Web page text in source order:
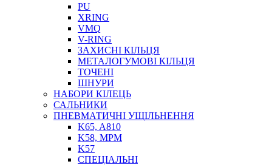
ПІСТОЛЕТИ
НАСОСИ ТА ПОМПИ
НАГНІТАЧІ
МУФТИ (НАСАДКИ) ДЛЯ ШПРИЦІВ
МАСЛЯНКИ, ЛІЙКИ
ПРЕС-МАСЛЯНКИ
ШЛАНГИ, ТРУБКИ
ШПРИЦИ МАСТИЛЬНІ
PU
XRING
VMQ
V-RING
ЗАХИСНІ КІЛЬЦЯ
МЕТАЛОГУМОВІ КІЛЬЦЯ
ТОЧЕНІ
ШНУРИ
НАБОРИ КІЛЕЦЬ
САЛЬНИКИ
ПНЕВМАТИЧНІ УЩІЛЬНЕННЯ
K65, A810
K58, MPM
K57
СПЕЦІАЛЬНІ